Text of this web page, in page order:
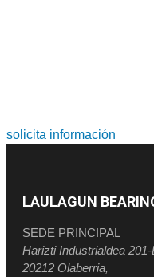
solicita información
LAULAGUN
SEDE PRINCIPAL
Harizti Industrialdea 201-
20212 Olaberria,